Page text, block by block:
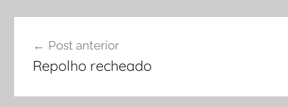
de
Post
Post anterior
Repolho recheado